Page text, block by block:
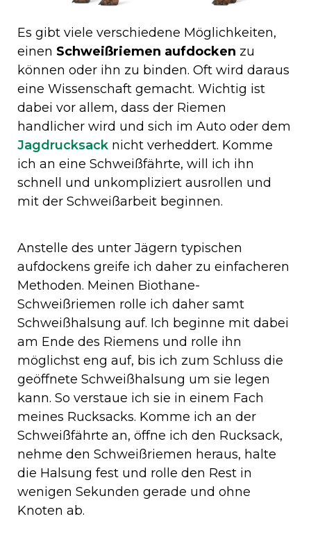
Es gibt viele verschiedene Möglichkeiten,
einen Schweißriemen aufdocken zu
können oder ihn zu binden. Oft wird daraus
eine Wissenschaft gemacht. Wichtig ist
dabei vor allem, dass der Riemen
handlicher wird und sich im Auto oder dem
Jagdrucksack nicht verheddert. Komme
ich an eine Schweißfährte, will ich ihn
schnell und unkompliziert ausrollen und
mit der Schweißarbeit beginnen.
Anstelle des unter Jägern typischen
aufdockens greife ich daher zu einfacheren
Methoden. Meinen Biothane-
Schweißriemen rolle ich daher samt
Schweißhalsung auf. Ich beginne mit dabei
am Ende des Riemens und rolle ihn
möglichst eng auf, bis ich zum Schluss die
geöffnete Schweißhalsung um sie legen
kann. So verstaue ich sie in einem Fach
meines Rucksacks. Komme ich an der
Schweißfährte an, öffne ich den Rucksack,
nehme den Schweißriemen heraus, halte
die Halsung fest und rolle den Rest in
wenigen Sekunden gerade und ohne
Knoten ab.